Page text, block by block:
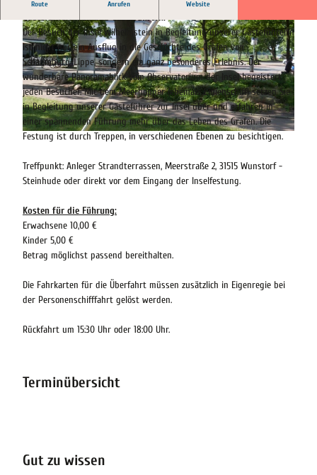
© Steinhuder Meer Tourismus GmbH |CC-BY
© Florian Toffel - SMT | CC-BY-SA
Route Anrufen Website
Gästeführerinnen und Gästeführern.
Der Besuch der Insel Wilhelmstein in Begleitung unserer Gästeführerin
ist nicht nur ein Ausflug in die Geschichte des Grafen von
Schaumburg-Lippe, sondern ein ganz besonderes Erlebnis. Der
wunderbare Panoramablick vom Observatorium der Insel begeistert
jeden Besucher. Mit dem Meerhopper (ehemals Linienschiff) setzen Sie
in Begleitung unserer Gästeführer zur Insel über und erfahren in
einer spannenden Führung mehr über das Leben des Grafen. Die
Festung ist durch Treppen, in verschiedenen Ebenen zu besichtigen.
Treffpunkt: Anleger Strandterrassen, Meerstraße 2, 31515 Wunstorf -
Steinhude oder direkt vor dem Eingang der Inselfestung.
Kosten für die Führung:
Erwachsene 10,00 €
Kinder 5,00 €
Betrag möglichst passend bereithalten.
Die Fahrkarten für die Überfahrt müssen zusätzlich in Eigenregie bei
der Personenschifffahrt gelöst werden.
Rückfahrt um 15:30 Uhr oder 18:00 Uhr.
Terminübersicht
Gut zu wissen